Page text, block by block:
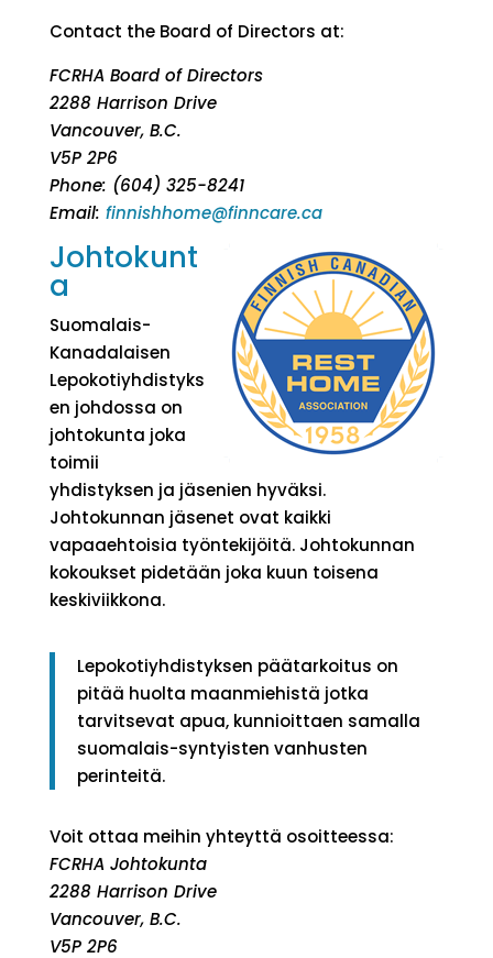
Contact the Board of Directors at:
FCRHA Board of Directors
2288 Harrison Drive
Vancouver, B.C.
V5P 2P6
Phone: (604) 325-8241
Email: finnishhome@finncare.ca
Johtokunt
a
Suomalais-
Kanadalaisen
Lepokotiyhdistyks
en johdossa on
johtokunta joka
toimii
yhdistyksen ja jäsenien hyväksi.
Johtokunnan jäsenet ovat kaikki
vapaaehtoisia työntekijöitä. Johtokunnan
kokoukset pidetään joka kuun toisena
keskiviikkona.
Lepokotiyhdistyksen päätarkoitus on
pitää huolta maanmiehistä jotka
tarvitsevat apua, kunnioittaen samalla
suomalais-syntyisten vanhusten
perinteitä.
Voit ottaa meihin yhteyttä osoitteessa:
FCRHA Johtokunta
2288 Harrison Drive
Vancouver, B.C.
V5P 2P6